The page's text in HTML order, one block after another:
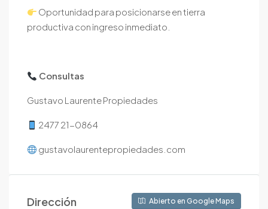
Oportunidad para posicionarse en tierra
productiva con ingreso inmediato.
Consultas
Gustavo Laurente Propiedades
2477 21-0864
gustavolaurentepropiedades.com
Dirección Abierto en Google Maps